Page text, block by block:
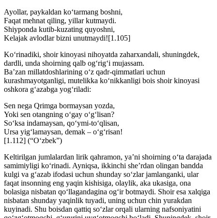
Ayollar, paykaldan ko‘tarmang boshni,
Faqat mehnat qiling, yillar kutmaydi.
Shiyponda kutib-kuzating quyoshni,
Kelajak avlodlar bizni unutmaydi![1.105]
Ko‘rinadiki, shoir kinoyasi nihoyatda zaharxandali, shuningdek,
dardli, unda shoirning qalb og‘rig‘i mujassam.
Ba’zan millatdoshlarining o‘z qadr-qimmatlari uchun
kurashmayotganligi, mutelikka ko‘nikkanligi bois shoir kinoyasi
oshkora g‘azabga yog‘riladi:
Sen nega Qrimga bormaysan yozda,
Yoki sen otangning o‘gay o‘g‘lisan?
So‘ksa indamaysan, qo‘ymi-to‘qlisan,
Ursa yig‘lamaysan, demak – o‘g‘risan!
[1.112] (“O‘zbek”)
Keltirilgan jumlalardan lirik qahramon, ya’ni shoirning o‘ta darajada
samimiyligi ko‘rinadi. Ayniqsa, ikkinchi she’rdan olingan bandda
kulgi va g‘azab ifodasi uchun shunday so‘zlar jamlanganki, ular
faqat insonning eng yaqin kishisiga, olaylik, aka ukasiga, ona
bolasiga nisbatan qo‘llagandagina og‘ir botmaydi. Shoir esa xalqiga
nisbatan shunday yaqinlik tuyadi, uning uchun chin yurakdan
kuyinadi. Shu boisdan qattiq so‘zlar orqali ularning nafsoniyatini